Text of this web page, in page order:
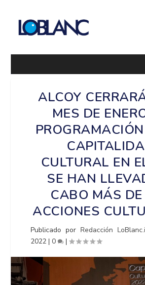
ALCOY
MES DE
CULTURAL EN
SE HAN
CABO MÁS
ACCIONES
Publicado porRedacción
2022 |0 |